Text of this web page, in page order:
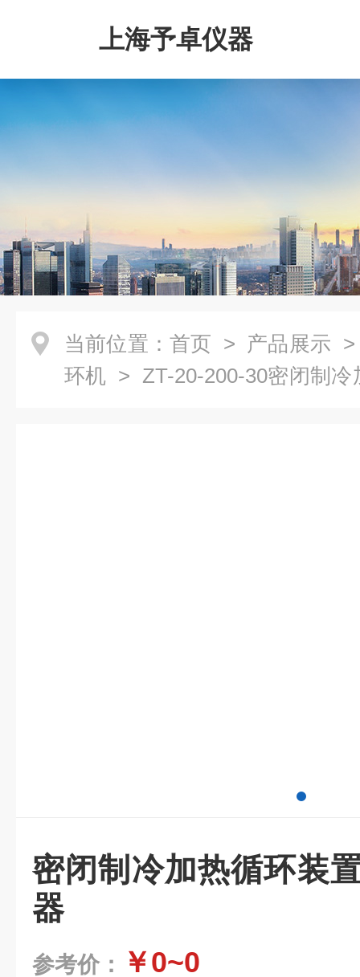
上海予卓仪器
当前位置： 首页 > 产品展示
环机 > ZT-20-200-30密闭制
密闭制冷加热循环装
器
参考价： ￥0~0